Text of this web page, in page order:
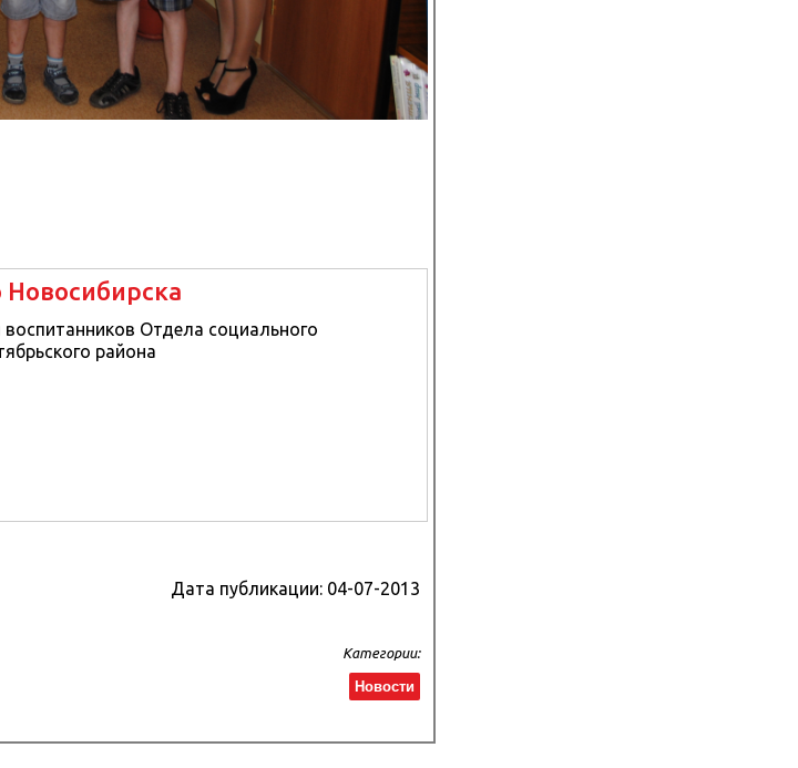
Отдела социального
района
Дата публикации: 04-07-2013
Категории:
Новости